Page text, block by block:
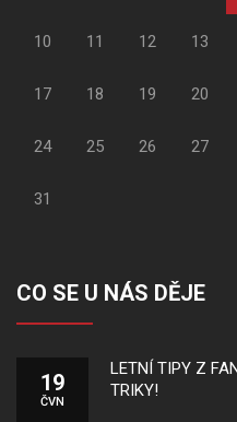
10 11 12 13
17 18 19 20
24 25 26 27
31
CO SE U NÁS DĚJE
19
ČVN
LETNÍ TIPY Z
TRIKY!